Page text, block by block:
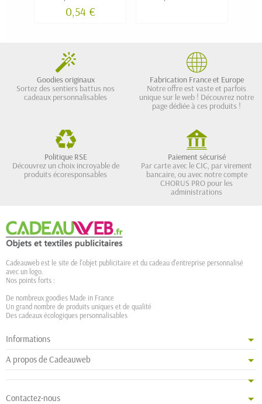
0,54 €
Goodies originaux
Sortez des sentiers battus nos
cadeaux personnalisables
Fabrication France et Europe
Notre offre est vaste et parfois
unique sur le web ! Découvrez notre
page dédiée à ces produits !
Politique RSE
Découvrez un choix incroyable de
produits écoresponsables
Paiement sécurisé
Par carte avec le CIC, par virement
bancaire, ou avec notre compte
CHORUS PRO pour les
administrations
Cadeauweb est le site de l'objet publicitaire et du cadeau d'entreprise personnalisé
avec un logo.
Nos points forts :
De nombreux goodies Made in France
Un grand nombre de produits uniques et de qualité
Des cadeaux écologiques personnalisables
Informations
A propos de Cadeauweb
Contactez-nous